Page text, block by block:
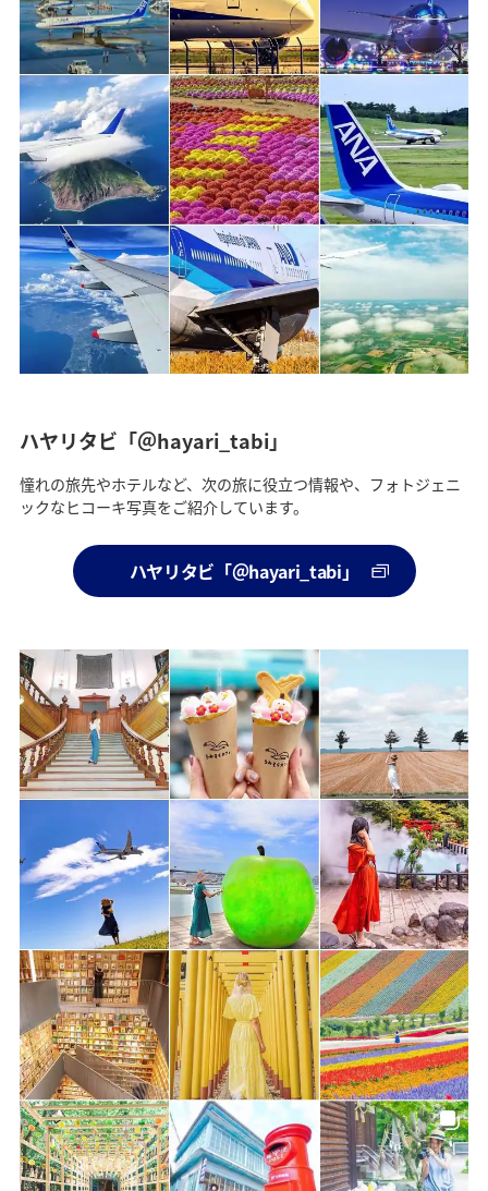
ハヤリタビ「＠hayari_tabi」
憧れの旅先やホテルなど、次の旅に役立つ情報や、フォトジェニ
ックなヒコーキ写真をご紹介しています。
ハヤリタビ「＠hayari_tabi」